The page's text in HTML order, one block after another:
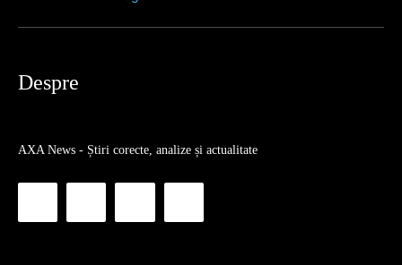
Despre
AXA News - Știri corecte, analize și actualitate